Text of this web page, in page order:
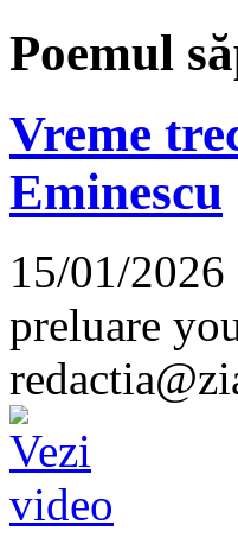
Poemul
Vreme
Eminescu
15/01/2026
preluare